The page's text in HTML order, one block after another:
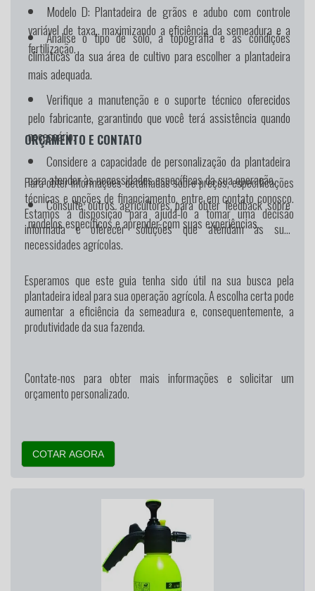
Modelo D: Plantadeira de grãos e adubo com controle
variável de taxa, maximizando a eficiência da semeadura e a
fertilização.
Analise o tipo de solo, a topografia e as condições
climáticas da sua área de cultivo para escolher a plantadeira
mais adequada.
Verifique a manutenção e o suporte técnico oferecidos
pelo fabricante, garantindo que você terá assistência quando
necessário.
Considere a capacidade de personalização da plantadeira
para atender às necessidades específicas da sua operação.
Consulte outros agricultores para obter feedback sobre
modelos específicos e aprender com suas experiências.
ORÇAMENTO E CONTATO
Para obter informações detalhadas sobre preços, especificações
técnicas e opções de financiamento, entre em contato conosco.
Estamos à disposição para ajudá-lo a tomar uma decisão
informada e oferecer soluções que atendam às suas
necessidades agrícolas.
Esperamos que este guia tenha sido útil na sua busca pela
plantadeira ideal para sua operação agrícola. A escolha certa pode
aumentar a eficiência da semeadura e, consequentemente, a
produtividade da sua fazenda.
Contate-nos para obter mais informações e solicitar um
orçamento personalizado.
COTAR AGORA